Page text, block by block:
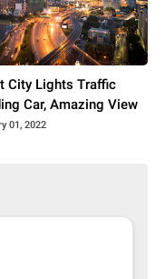
City Lights Traffic
Car, Amazing View
01, 2022